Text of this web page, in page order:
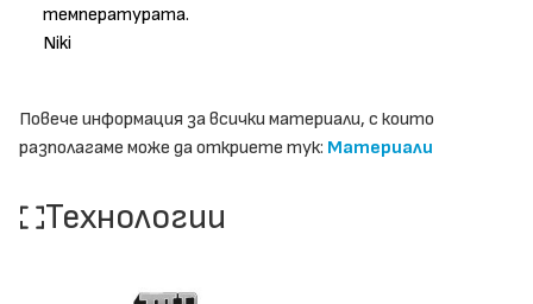
температурата.
Niki
Повече информация за всички материали, с които
разполагаме може да откриете тук: Материали
Технологии